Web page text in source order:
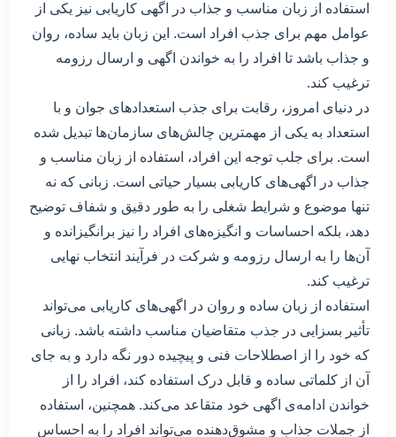
استفاده از زبان مناسب و جذاب در اگهی کاریابی نیز یکی از
عوامل مهم برای جذب افراد است. این زبان باید ساده، روان
و جذاب باشد تا افراد را به خواندن اگهی و ارسال رزومه
ترغیب کند.
در دنیای امروز، رقابت برای جذب استعدادهای جوان و با
استعداد به یکی از مهمترین چالش‌های سازمان‌ها تبدیل شده
است. برای جلب توجه این افراد، استفاده از زبان مناسب و
جذاب در اگهی‌های کاریابی بسیار حیاتی است. زبانی که نه
تنها موضوع و شرایط شغلی را به طور دقیق و شفاف توضیح
دهد، بلکه احساسات و انگیزه‌های افراد را نیز برانگیزانده و
آن‌ها را به ارسال رزومه و شرکت در فرآیند انتخاب نهایی
ترغیب کند.
استفاده از زبان ساده و روان در اگهی‌های کاریابی می‌تواند
تأثیر بسزایی در جذب متقاضیان مناسب داشته باشد. زبانی
که خود را از اصطلاحات فنی و پیچیده دور نگه دارد و به جای
آن از کلماتی ساده و قابل درک استفاده کند، افراد را از
خواندن ادامه‌ی اگهی خود متقاعد می‌کند. همچنین، استفاده
از جملات جذاب و مشوق‌دهنده می‌تواند افراد را به احساس